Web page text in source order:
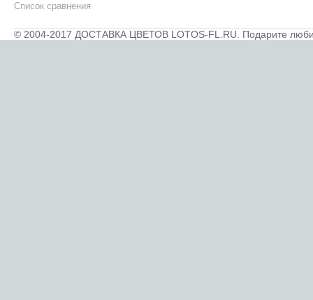
Список сравнения
© 2004-2017 ДОСТАВКА ЦВЕТОВ LOTOS-FL.RU. Подарите